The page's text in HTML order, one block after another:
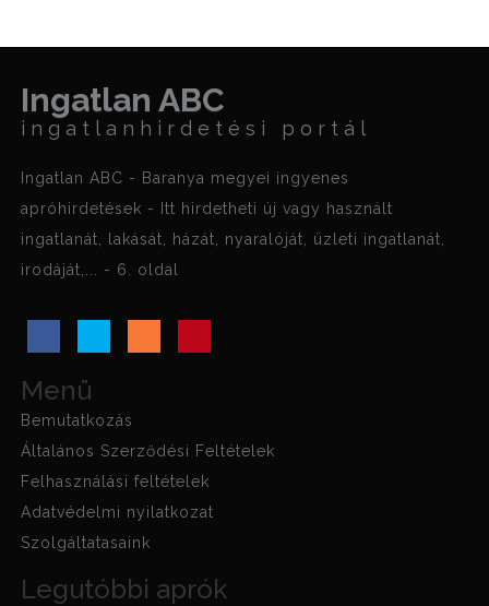
Ingatlan ABC
ingatlanhirdetési portál
Ingatlan ABC - Baranya megyei ingyenes
apróhirdetések - Itt hirdetheti új vagy használt
ingatlanát, lakását, házát, nyaralóját, üzleti ingatlanát,
irodáját,... - 6. oldal
Menü
Bemutatkozás
Általános Szerződési Feltételek
Felhasználási feltételek
Adatvédelmi nyilatkozat
Szolgáltatasaink
Legutóbbi aprók